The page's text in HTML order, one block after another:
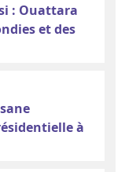
: Ouattara
et des
à